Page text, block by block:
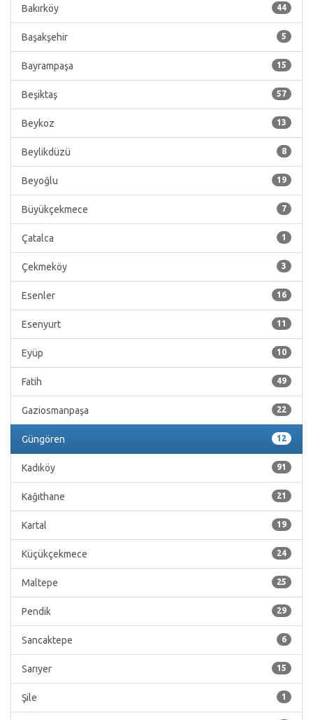
44
Bakırköy
5
Başakşehir
15
Bayrampaşa
57
Beşiktaş
13
Beykoz
8
Beylikdüzü
19
Beyoğlu
7
Büyükçekmece
1
Çatalca
3
Çekmeköy
16
Esenler
11
Esenyurt
10
Eyüp
49
Fatih
22
Gaziosmanpaşa
12
Güngören
91
Kadıköy
21
Kağıthane
19
Kartal
24
Küçükçekmece
25
Maltepe
29
Pendik
6
Sancaktepe
15
Sarıyer
1
Şile